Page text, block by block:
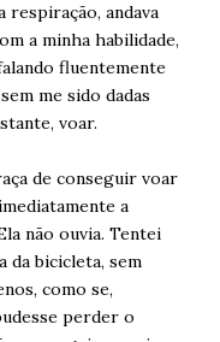
respiração, andava
a minha habilidade,
fluentemente
me sido dadas
voar.
de conseguir voar
a
não ouvia. Tentei
da bicicleta, sem
como se,
perder o